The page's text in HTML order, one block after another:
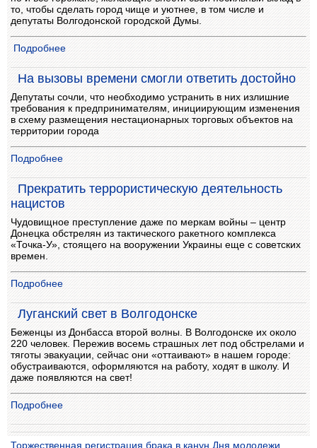
то, чтобы сделать город чище и уютнее, в том числе и
депутаты Волгодонской городской Думы.
Подробнее
На вызовы времени смогли ответить достойно
Депутаты сочли, что необходимо устранить в них излишние
требования к предпринимателям, инициирующим изменения
в схему размещения нестационарных торговых объектов на
территории города
Подробнее
Прекратить террористическую деятельность
нацистов
Чудовищное преступление даже по меркам войны – центр
Донецка обстрелян из тактического ракетного комплекса
«Точка-У», стоящего на вооружении Украины еще с советских
времен.
Подробнее
Луганский свет в Волгодонске
Беженцы из Донбасса второй волны. В Волгодонске их около
220 человек. Пережив восемь страшных лет под обстрелами и
тяготы эвакуации, сейчас они «оттаивают» в нашем городе:
обустраиваются, оформляются на работу, ходят в школу. И
даже появляются на свет!
Подробнее
Торжественная регистрация брака в канун Дня молодежи